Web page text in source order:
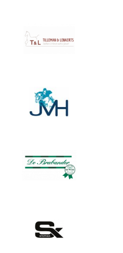
Afbeelding
Afbeelding
Afbeelding
Afbeelding